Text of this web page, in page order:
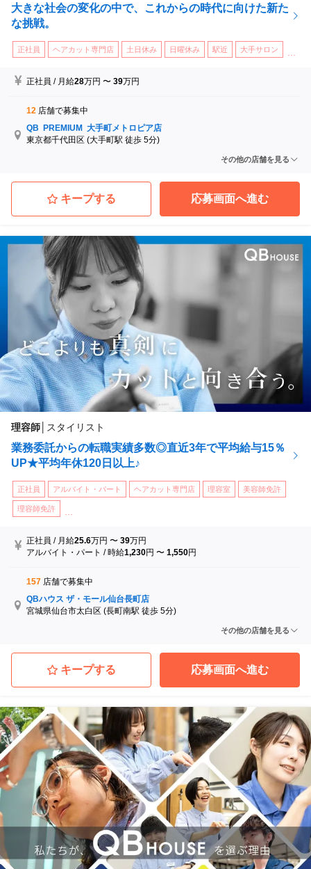
4月 カナダ（トロント）に新会社設立
大きな社会の変化の中で、これからの時代に向けた新た
な挑戦。
正社員 ヘアカット専門店 土日休み 日曜休み 駅近 大手サロン ...
正社員 / 月給28万円 〜39万円
12 店舗で募集中
QB PREMIUM 大手町メトロピア店
東京都千代田区 (大手町駅 徒歩 5分)
QB PREMIUM ＭＡＧＮＥＴ ｂｙ ＳＨＩＢＵＹＡ１０９店
東京都渋谷区
(渋谷駅 徒歩 2分)
QB PREMIUM マーヴ行徳ノース店
千葉県市川市 (行徳駅 徒歩 0分)
QB PREMIUM 東京交通会館店
東京都千代田区
(有楽町駅 徒歩 1分)
QB PREMIUM Ｅｃｈｉｋａ ｆｉｔ銀座店
東京都中央区
(銀座駅 徒歩 1分)
...他
その他の店舗を見る
キープする 応募画面へ進む
理容師 スタイリスト
業務委託からの転職実績多数◎直近3年で平均給与15％
UP★平均年休120日以上♪
正社員 アルバイト・パート ヘアカット専門店 理容室 美容師免許
理容師免許
正社員 / 月給25.6万円 〜39万円
アルバイト・パート /時給1,230円 〜1,550円
157 店舗で募集中
QBハウス ザ・モール仙台長町店
宮城県仙台市太白区 (長町南駅 徒歩 5分)
QBハウス イオン仙台幸町店
宮城県仙台市宮城野区 (陸前原ノ町駅 徒歩 18分)
QBハウス イオンタウン弘前樋の口店
青森県弘前市 (弘高下駅)
茨城県水戸市 (内原駅 徒歩 13分)
QBハウス イービーンズ店
宮城県仙台市青葉区 (仙台駅 徒歩 4分)
...他
その他の店舗を見る
キープする 応募画面へ進む